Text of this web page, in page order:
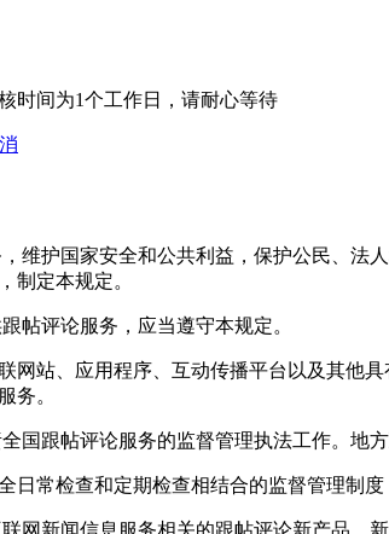
时间为1个工作日，请耐心等待
维护国家安全和公共利益，保护公民、
制定本规定。
帖评论服务，应当遵守本规定。
网站、应用程序、互动传播平台以及其他
务。
国跟帖评论服务的监督管理执法工作。地
日常检查和定期检查相结合的监督管理制
网新闻信息服务相关的跟帖评论新产品、